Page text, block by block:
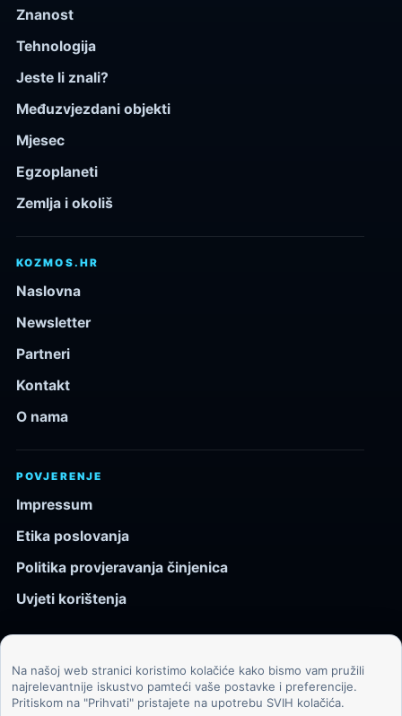
Znanost
Tehnologija
Jeste li znali?
Međuzvjezdani objekti
Mjesec
Egzoplaneti
Zemlja i okoliš
KOZMOS.HR
Naslovna
Newsletter
Partneri
Kontakt
O nama
POVJERENJE
Impressum
Etika poslovanja
Politika provjeravanja činjenica
Uvjeti korištenja
© 2026 Kozmos.hr. Sva prava pridržana.
Svemir, znanost, tehnologija i velike ideje za znatiželjne
Na našoj web stranici koristimo kolačiće kako bismo vam pružili
najrelevantnije iskustvo pamteći vaše postavke i preferencije.
Pritiskom na "Prihvati" pristajete na upotrebu SVIH kolačića.